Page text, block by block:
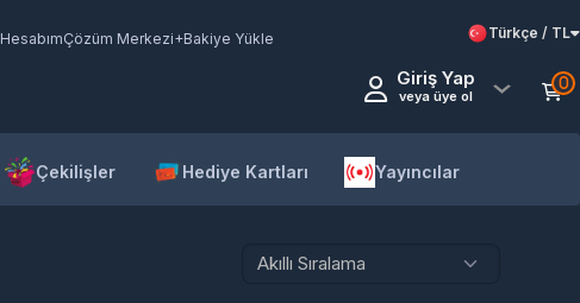
HesabımÇözüm Merkezi+Bakiye Yükle Türkçe / TL
Giriş Yap
veya üye ol
0
Çekilişler Hediye Kartları Yayıncılar